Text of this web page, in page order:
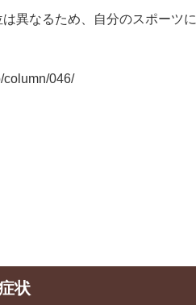
異なるため、自分のスポーツ
column/046/
状